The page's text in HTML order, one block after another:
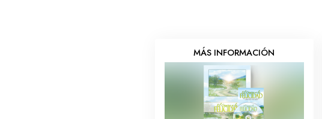
MÁS INFORMACIÓN